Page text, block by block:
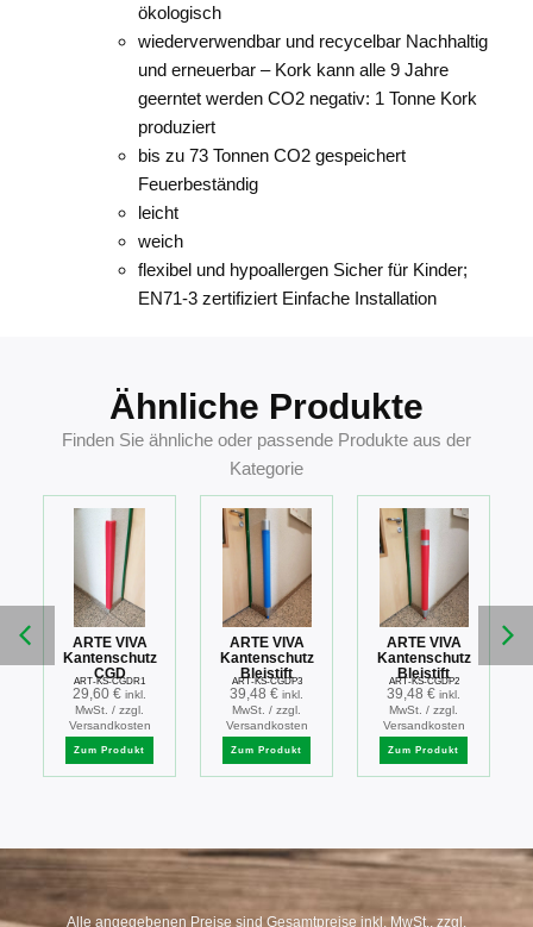
ökologisch
wiederverwendbar und recycelbar Nachhaltig
und erneuerbar – Kork kann alle 9 Jahre
geerntet werden CO2 negativ: 1 Tonne Kork
produziert
bis zu 73 Tonnen CO2 gespeichert
Feuerbeständig
leicht
weich
flexibel und hypoallergen Sicher für Kinder;
EN71-3 zertifiziert Einfache Installation
Ähnliche Produkte
Finden Sie ähnliche oder passende Produkte aus der
Kategorie
ARTE VIVA
Kantenschutz
CGD
ART-KS-CGDR1
29,60 € inkl.
MwSt. / zzgl.
Versandkosten
Zum Produkt
ARTE VIVA
Kantenschutz
Bleistift
ART-KS-CGDP3
39,48 € inkl.
MwSt. / zzgl.
Versandkosten
Zum Produkt
ARTE VIVA
Kantenschutz
Bleistift
ART-KS-CGDP2
39,48 € inkl.
MwSt. / zzgl.
Versandkosten
Zum Produkt
Alle angegebenen Preise sind Gesamtpreise inkl. MwSt., zzgl.